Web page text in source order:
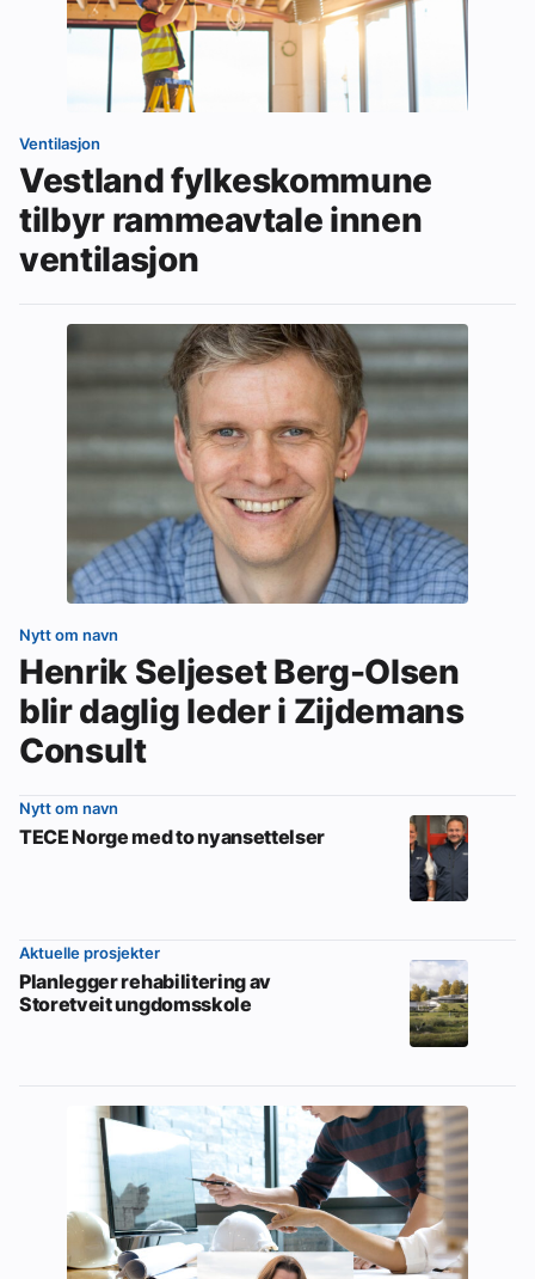
Ventilasjon
Vestland fylkeskommune
tilbyr rammeavtale innen
ventilasjon
Nytt om navn
Henrik Seljeset Berg-Olsen
blir daglig leder i Zijdemans
Consult
Nytt om navn
TECE Norge med to nyansettelser
Aktuelle prosjekter
Planlegger rehabilitering av
Storetveit ungdomsskole